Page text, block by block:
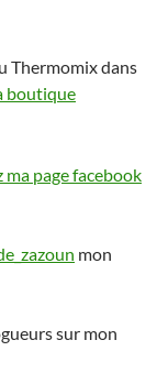
Thermomix dans
boutique
ma page facebook
mon
sur mon